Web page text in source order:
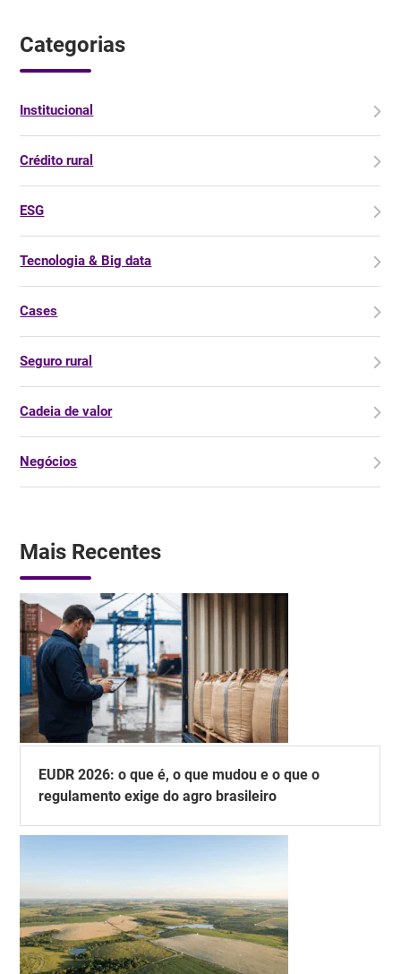
Categorias
Institucional
Crédito rural
ESG
Tecnologia & Big data
Cases
Seguro rural
Cadeia de valor
Negócios
Mais Recentes
EUDR 2026: o que é, o que mudou e o que o
regulamento exige do agro brasileiro